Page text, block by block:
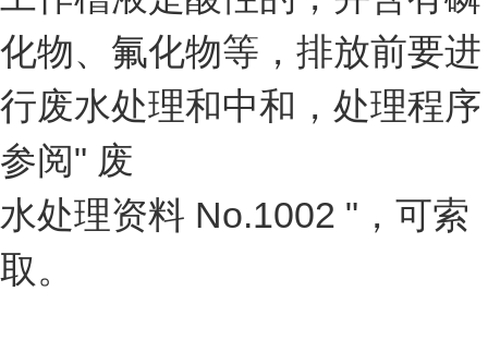
化物、氟化物等，排放前要进
行废水处理和中和，处理程序
参阅" 废
水处理资料 No.1002 "，可索
取。